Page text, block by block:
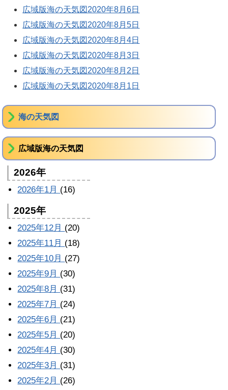
広域版海の天気図2020年8月6日
広域版海の天気図2020年8月5日
広域版海の天気図2020年8月4日
広域版海の天気図2020年8月3日
広域版海の天気図2020年8月2日
広域版海の天気図2020年8月1日
海の天気図
広域版海の天気図
2026年
2026年1月 (16)
2025年
2025年12月 (20)
2025年11月 (18)
2025年10月 (27)
2025年9月 (30)
2025年8月 (31)
2025年7月 (24)
2025年6月 (21)
2025年5月 (20)
2025年4月 (30)
2025年3月 (31)
2025年2月 (26)